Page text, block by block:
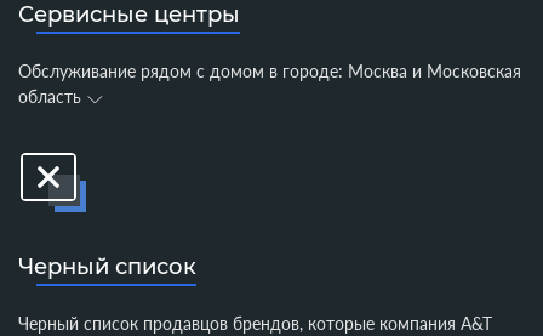
Сервисные центры
Обслуживание рядом с домом в городе: Москва и Московская
область
Черный список
Черный список продавцов брендов, которые компания A&T